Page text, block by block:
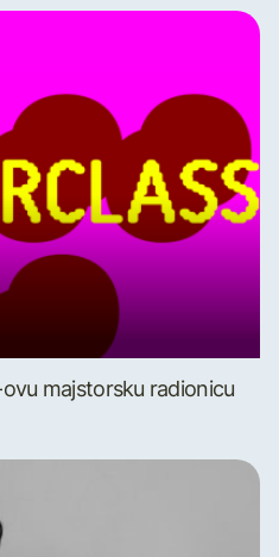
majstorsku radionicu